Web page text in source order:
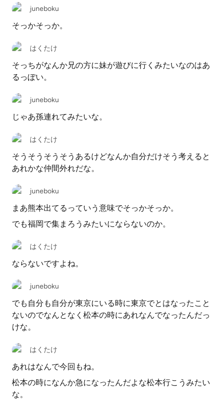
juneboku
そっかそっか。
はくたけ
そっちがなんか兄の方に妹が遊びに行くみたいなのはあ
るっぽい。
juneboku
じゃあ孫連れてみたいな。
はくたけ
そうそうそうそうあるけどなんか自分だけそう考えると
あれかな仲間外れだな。
juneboku
まあ熊本出てるっていう意味でそっかそっか。
でも福岡で集まろうみたいにならないのか。
はくたけ
ならないですよね。
juneboku
でも自分も自分が東京にいる時に東京でとはなったこと
ないのでなんとなく松本の時にあれなんでなったんだっ
けな。
はくたけ
あれはなんで今回もね。
松本の時になんか急になったんだよな松本行こうみたい
な。